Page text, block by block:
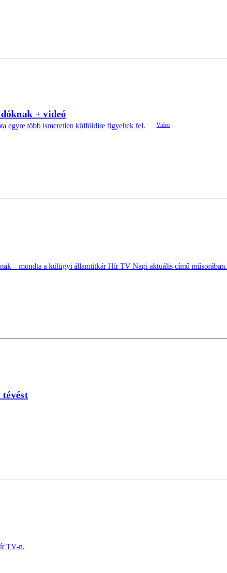
+ videó
egyre több ismeretlen külföldire figyeltek fel.
– mondta a külügyi államtitkár Hír TV Napi aktuális című műsorában.
TV-n.